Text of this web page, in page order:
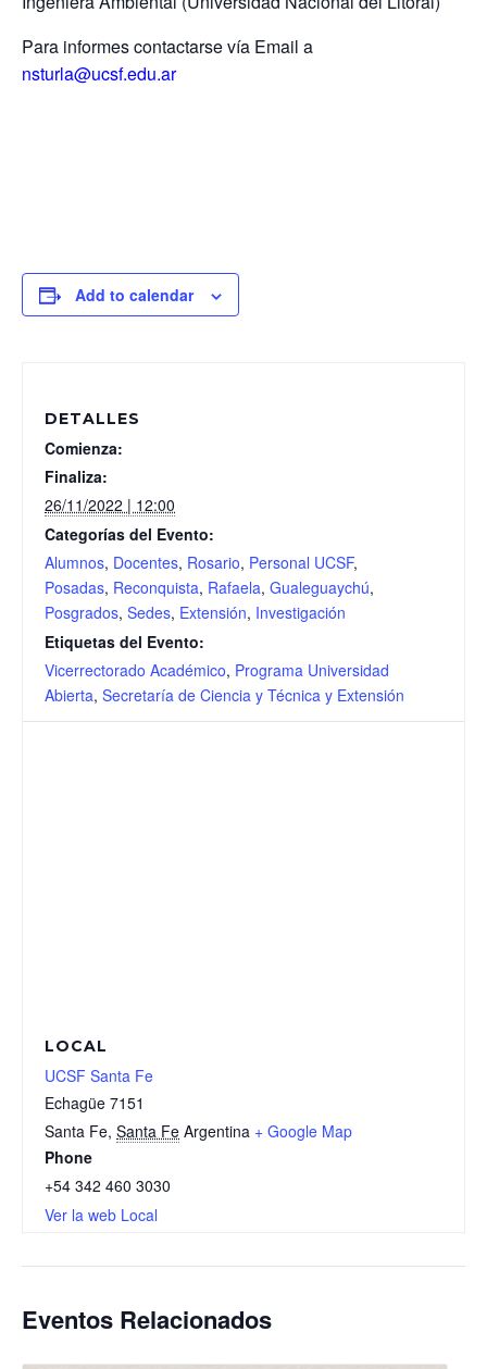
Para informes contactarse vía Email a
nsturla@ucsf.edu.ar
Add to calendar
DETALLES
Comienza:
Finaliza:
26/11/2022 | 12:00
Categorías del Evento:
Alumnos, Docentes, Rosario, Personal UCSF,
Posadas, Reconquista, Rafaela, Gualeguaychú,
Posgrados, Sedes, Extensión, Investigación
Etiquetas del Evento:
Vicerrectorado Académico, Programa Universidad
Abierta, Secretaría de Ciencia y Técnica y Extensión
LOCAL
UCSF Santa Fe
Echagüe 7151
Santa Fe, Santa Fe Argentina + Google Map
Phone
+54 342 460 3030
Ver la web Local
Eventos Relacionados